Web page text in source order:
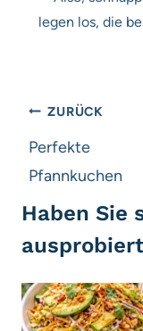
legen los, die
ZURÜCK
Perfekte
Pfannkuchen
Haben Sie